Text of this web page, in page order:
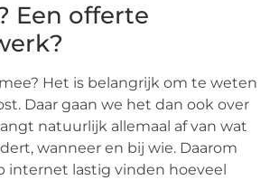
Een offerte
Het is belangrijk om te weten
Daar gaan we het dan ook over
natuurlijk allemaal af van wat
wanneer en bij wie. Daarom
internet lastig vinden hoeveel